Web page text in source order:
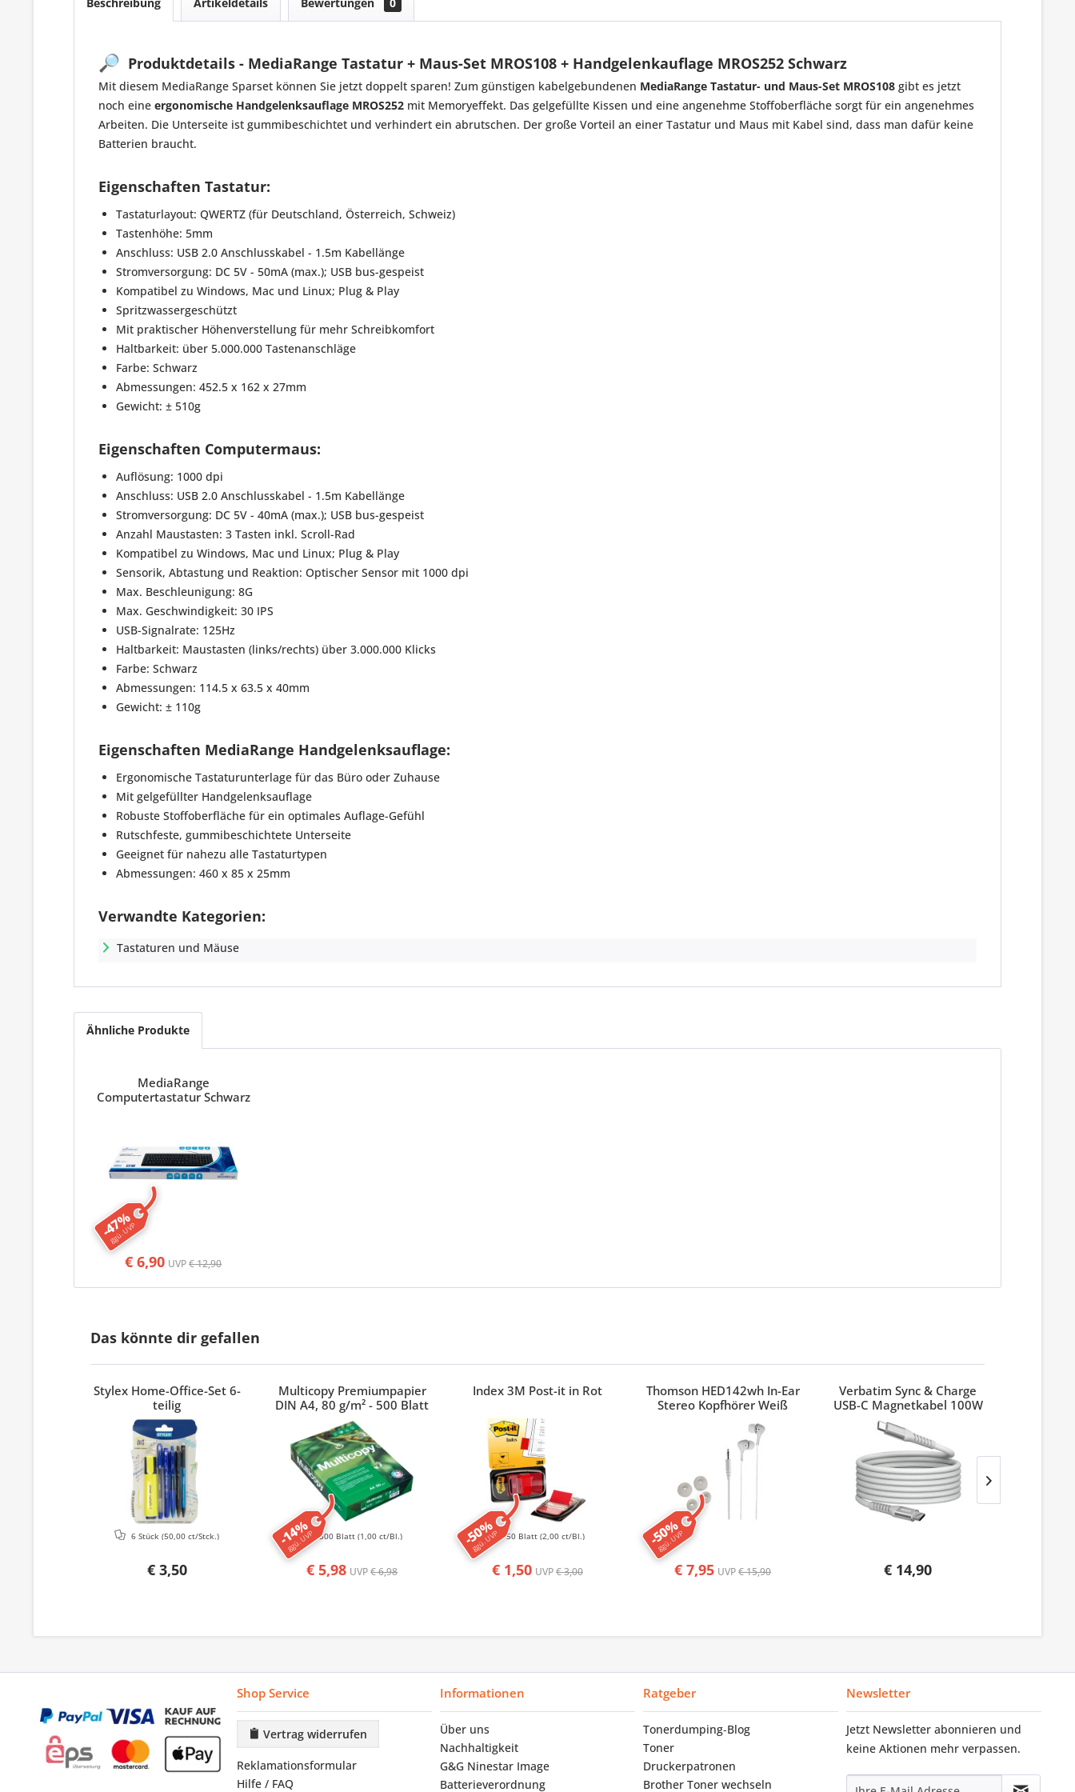
🔎 Produktdetails - MediaRange Tastatur + Maus-Set MROS108 + Handgelenkauflage MROS252 Schwarz
Mit diesem MediaRange Sparset können Sie jetzt doppelt sparen! Zum günstigen kabelgebundenen MediaRange Tastatur- und Maus-Set MROS108 gibt es jetzt
noch eine ergonomische Handgelenksauflage MROS252 mit Memoryeffekt. Das gelgefüllte Kissen und eine angenehme Stoffoberfläche sorgt für ein angenehmes
Arbeiten. Die Unterseite ist gummibeschichtet und verhindert ein abrutschen. Der große Vorteil an einer Tastatur und Maus mit Kabel sind, dass man dafür keine
Batterien braucht.
Eigenschaften Tastatur:
Tastaturlayout: QWERTZ (für Deutschland, Österreich, Schweiz)
Tastenhöhe: 5mm
Anschluss: USB 2.0 Anschlusskabel - 1.5m Kabellänge
Stromversorgung: DC 5V - 50mA (max.); USB bus-gespeist
Kompatibel zu Windows, Mac und Linux; Plug & Play
Spritzwassergeschützt
Mit praktischer Höhenverstellung für mehr Schreibkomfort
Haltbarkeit: über 5.000.000 Tastenanschläge
Farbe: Schwarz
Abmessungen: 452.5 x 162 x 27mm
Gewicht: ± 510g
Eigenschaften Computermaus:
Auflösung: 1000 dpi
Anschluss: USB 2.0 Anschlusskabel - 1.5m Kabellänge
Stromversorgung: DC 5V - 40mA (max.); USB bus-gespeist
Anzahl Maustasten: 3 Tasten inkl. Scroll-Rad
Kompatibel zu Windows, Mac und Linux; Plug & Play
Sensorik, Abtastung und Reaktion: Optischer Sensor mit 1000 dpi
Max. Beschleunigung: 8G
Max. Geschwindigkeit: 30 IPS
USB-Signalrate: 125Hz
Haltbarkeit: Maustasten (links/rechts) über 3.000.000 Klicks
Farbe: Schwarz
Abmessungen: 114.5 x 63.5 x 40mm
Gewicht: ± 110g
Eigenschaften MediaRange Handgelenksauflage:
Ergonomische Tastaturunterlage für das Büro oder Zuhause
Mit gelgefüllter Handgelenksauflage
Robuste Stoffoberfläche für ein optimales Auflage-Gefühl
Rutschfeste, gummibeschichtete Unterseite
Geeignet für nahezu alle Tastaturtypen
Abmessungen: 460 x 85 x 25mm
Verwandte Kategorien:
Tastaturen und Mäuse
Ähnliche Produkte
-47%
ggü. UVP
MediaRange
Computertastatur Schwarz
€ 6,90 UVP€ 12,90
Das könnte dir gefallen
Stylex Home-Office-Set 6-
teilig
€ 3,50
6 Stück(50,00 ct/Stck.) -14%
ggü. UVP
Multicopy Premiumpapier
DIN A4, 80 g/m² - 500 Blatt
€ 5,98 UVP€ 6,98
500 Blatt (1,00 ct/Bl.) -50%
ggü. UVP
Index 3M Post-it in Rot
€ 1,50 UVP€ 3,00
50 Blatt(2,00 ct/Bl.) -50%
ggü. UVP
Thomson HED142wh In-Ear
Stereo Kopfhörer Weiß
€ 7,95 UVP€ 15,90
Verbatim Sync & Charge
USB-C Magnetkabel 100W
€ 14,90
Shop Service
Vertrag widerrufen
Reklamationsformular
Hilfe / FAQ
Informationen
Über uns
Nachhaltigkeit
G&G Ninestar Image
Batterieverordnung
Ratgeber
Tonerdumping‑Blog
Toner
Druckerpatronen
Brother Toner wechseln
Newsletter
Jetzt Newsletter abonnieren und
keine Aktionen mehr verpassen.